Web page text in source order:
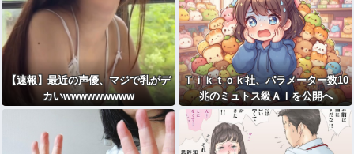
【速報】最近の声優、マジで乳がデ
カいwwwwwwwww
Ｔｉｋｔｏｋ社、パラメーター数10
兆のミュトス級ＡＩを公開へ